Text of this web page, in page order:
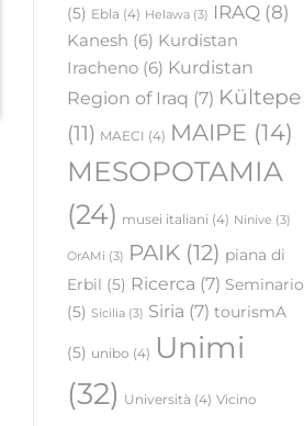
(5) Ebla (4) Helawa(3) IRAQ(8)
Kanesh (6) Kurdistan
Iracheno(6) Kurdistan
Region of Iraq (7) Kültepe
(11) MAECI (4) MAIPE (14)
MESOPOTAMIA
(24) musei italiani (4) Ninive (3)
OrAMi (3) PAIK(12) piana di
Erbil (5) Ricerca (7) Seminario
(5) Sicilia(3) Siria (7) tourismA
(5) unibo (4) Unimi
(32) Università (4) Vicino